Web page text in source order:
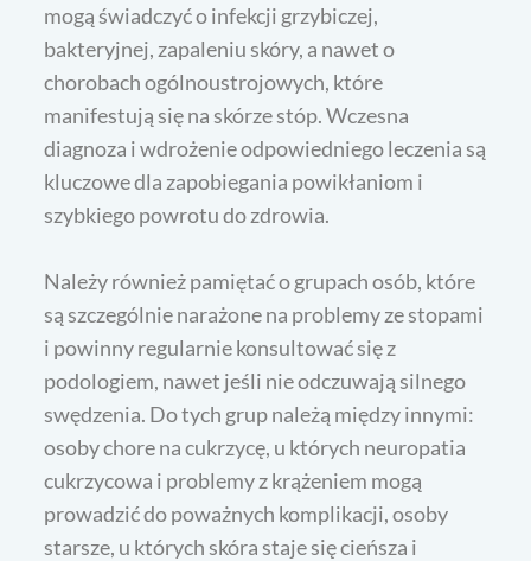
mogą świadczyć o infekcji grzybiczej,
bakteryjnej, zapaleniu skóry, a nawet o
chorobach ogólnoustrojowych, które
manifestują się na skórze stóp. Wczesna
diagnoza i wdrożenie odpowiedniego leczenia są
kluczowe dla zapobiegania powikłaniom i
szybkiego powrotu do zdrowia.
Należy również pamiętać o grupach osób, które
są szczególnie narażone na problemy ze stopami
i powinny regularnie konsultować się z
podologiem, nawet jeśli nie odczuwają silnego
swędzenia. Do tych grup należą między innymi:
osoby chore na cukrzycę, u których neuropatia
cukrzycowa i problemy z krążeniem mogą
prowadzić do poważnych komplikacji, osoby
starsze, u których skóra staje się cieńsza i